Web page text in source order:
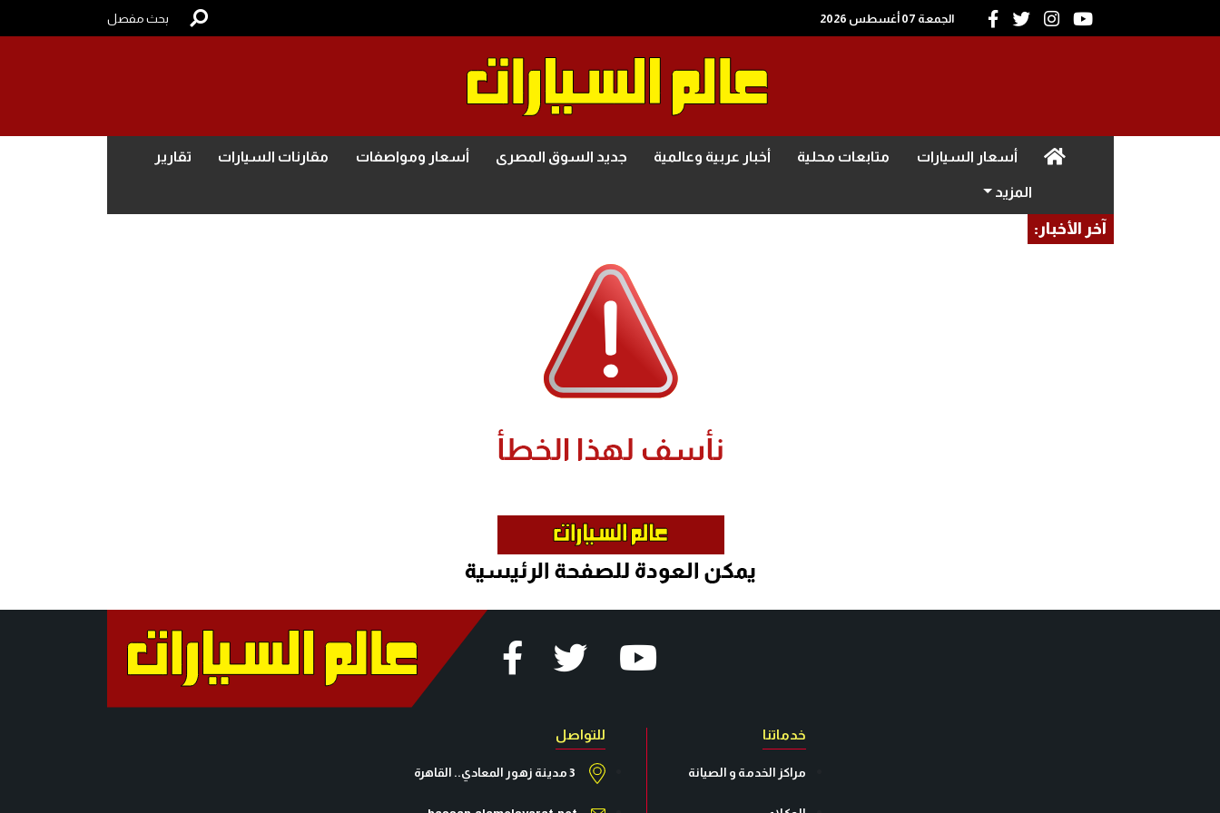
الجمعة 07 أغسطس 2026 بحث مفصل
(current) أسعار السيارات متابعات محلية أخبار عربية وعالمية جديد السوق المصرى أسعار ومواصفات مقارنات السيارات تقارير
المزيد
آخر الأخبار:
خدماتنا
مراكز الخدمة و الصيانة
للتواصل
3 مدينة زهور المعادي.. القاهرة